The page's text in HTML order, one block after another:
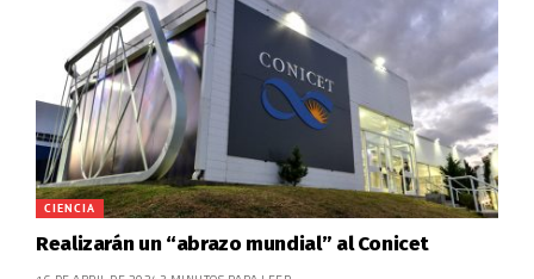
CIENCIA
Realizarán un “abrazo mundial” al Conicet